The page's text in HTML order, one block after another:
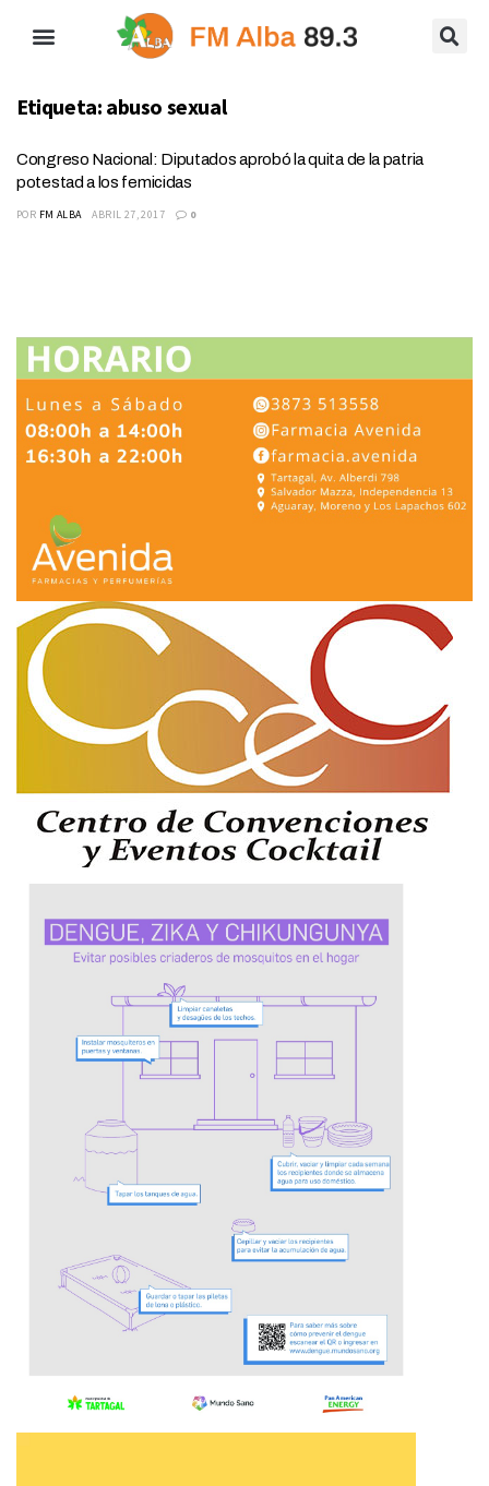
Etiqueta: abuso sexual
Congreso Nacional: Diputados aprobó la quita de la patria
potestad a los femicidas
POR FM ALBA ABRIL 27, 2017 0